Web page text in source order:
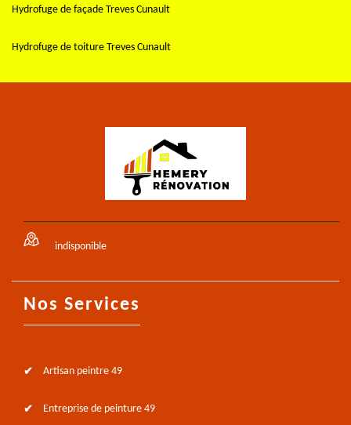
Hydrofuge de façade Treves Cunault
Hydrofuge de toiture Treves Cunault
indisponible
Nos Services
Artisan peintre 49
Entreprise de peinture 49